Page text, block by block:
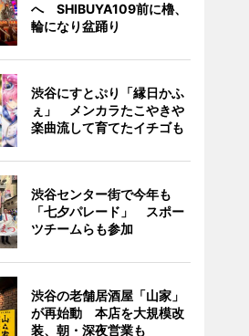
へ SHIBUYA109前に櫓、
輪になり盆踊り
渋谷にすとぷり「縁日かふ
ぇ」 メンカラたこやきや
楽曲流して育てたイチゴも
渋谷センター街で今年も
「七夕パレード」 スポー
ツチームらも参加
渋谷の老舗居酒屋「山家」
が再始動 本店を大規模改
装、朝・深夜営業も